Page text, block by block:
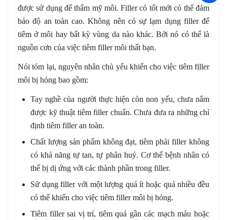
được sử dụng để thẩm mỹ môi. Filler có tốt mới có thể đảm
bảo độ an toàn cao. Không nên có sự lạm dụng filler để
tiêm ở môi hay bất kỳ vùng da nào khác. Bởi nó có thể là
nguồn cơn của việc tiêm filler môi thất bạn.
Nói tóm lại, nguyên nhân chủ yếu khiến cho việc tiêm filler
môi bị hỏng bao gồm:
Tay nghề của người thực hiện còn non yếu, chưa nắm
được kỹ thuật tiêm filler chuẩn. Chưa đưa ra những chỉ
định tiêm filler an toàn.
Chất lượng sản phẩm không đạt, tiêm phải filler không
có khả năng tự tan, tự phân huỷ. Cơ thể bệnh nhân có
thể bị dị ứng với các thành phần trong filler.
Sử dụng filler với một lượng quá ít hoặc quá nhiều đều
có thể khiến cho việc tiêm filler môi bị hỏng.
Tiêm filler sai vị trí, tiêm quá gần các mạch máu hoặc